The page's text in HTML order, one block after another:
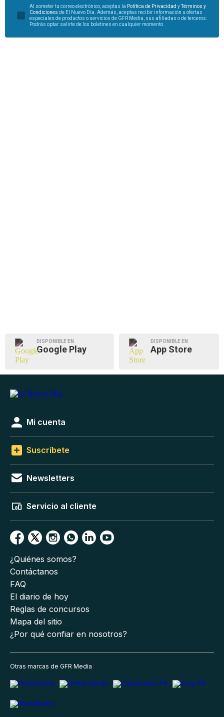
Al someter tu correo electrónico, aceptas la Política de Privacidad yTérminos y
Condiciones de El Nuevo Día. Además, aceptas recibir información u ofertas
especiales de productos o servicios de GFR Media, sus afiliadas o de terceros.
Podrás optar salirte de los boletines en cualquier momento.
DISPONIBLE EN
Google Play
DISPONIBLE EN
App Store
Mi cuenta
Suscríbete
Newsletters
Servicio al cliente
¿Quiénes somos?
Contáctanos
FAQ
El diario de hoy
Reglas de concursos
Mapa del sitio
¿Por qué confiar en nosotros?
Otras marcas de GFR Media